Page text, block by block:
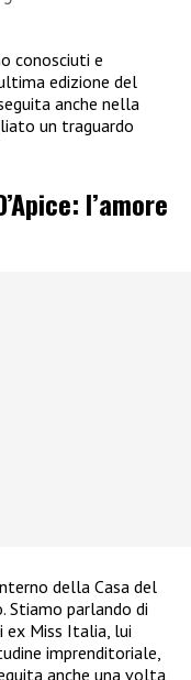
conosciuti e
edizione del
anche nella
un traguardo
l’amore
della Casa del
Stiamo parlando di
ex Miss Italia, lui
imprenditoriale,
anche una volta